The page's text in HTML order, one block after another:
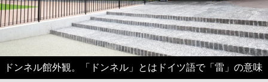
ドンネル館外観。「ドンネル」とはドイツ語で「雷」の意味